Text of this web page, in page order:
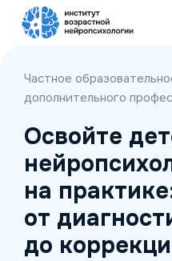
Пропустить
Частное
дополнительного
Освойте
на
от
до